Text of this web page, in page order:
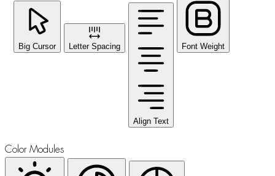
Big Cursor Letter Spacing
Align Text
Font Weight
Color Modules